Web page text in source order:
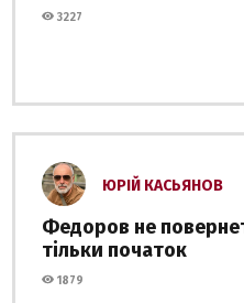
3227
ЮРІЙ КАСЬЯНОВ
Федоров не
тільки початок
1879